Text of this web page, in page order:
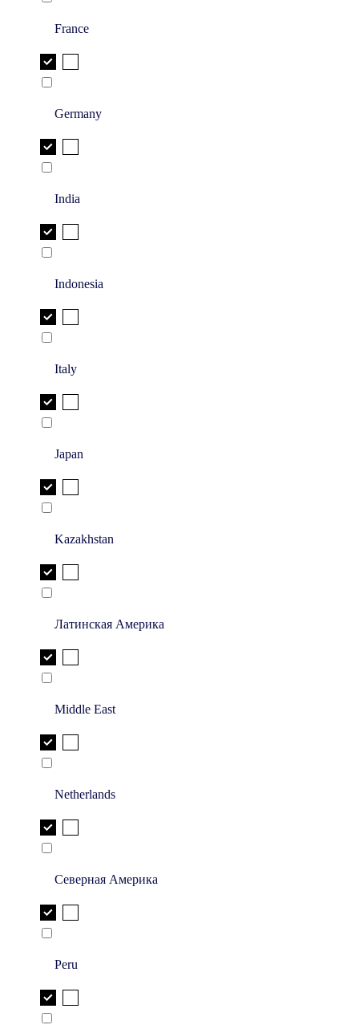
France
Germany
India
Indonesia
Italy
Japan
Kazakhstan
Латинская Америка
Middle East
Netherlands
Северная Америка
Peru